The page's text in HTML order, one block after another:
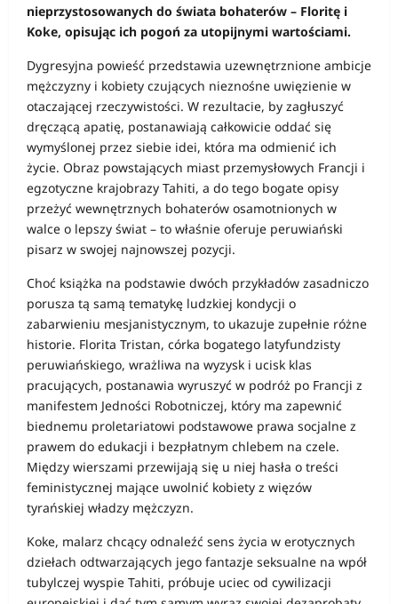
nieprzystosowanych do świata bohaterów – Floritę i
Koke, opisując ich pogoń za utopijnymi wartościami.
Dygresyjna powieść przedstawia uzewnętrznione ambicje
mężczyzny i kobiety czujących nieznośne uwięzienie w
otaczającej rzeczywistości. W rezultacie, by zagłuszyć
dręczącą apatię, postanawiają całkowicie oddać się
wymyślonej przez siebie idei, która ma odmienić ich
życie. Obraz powstających miast przemysłowych Francji i
egzotyczne krajobrazy Tahiti, a do tego bogate opisy
przeżyć wewnętrznych bohaterów osamotnionych w
walce o lepszy świat – to właśnie oferuje peruwiański
pisarz w swojej najnowszej pozycji.
Choć książka na podstawie dwóch przykładów zasadniczo
porusza tą samą tematykę ludzkiej kondycji o
zabarwieniu mesjanistycznym, to ukazuje zupełnie różne
historie. Florita Tristan, córka bogatego latyfundzisty
peruwiańskiego, wrażliwa na wyzysk i ucisk klas
pracujących, postanawia wyruszyć w podróż po Francji z
manifestem Jedności Robotniczej, który ma zapewnić
biednemu proletariatowi podstawowe prawa socjalne z
prawem do edukacji i bezpłatnym chlebem na czele.
Między wierszami przewijają się u niej hasła o treści
feministycznej mające uwolnić kobiety z więzów
tyrańskiej władzy mężczyzn.
Koke, malarz chcący odnaleźć sens życia w erotycznych
dziełach odtwarzających jego fantazje seksualne na wpół
tubylczej wyspie Tahiti, próbuje uciec od cywilizacji